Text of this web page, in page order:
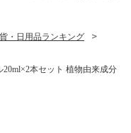
・日用品ランキング
20ml×2本セット 植物由来成分